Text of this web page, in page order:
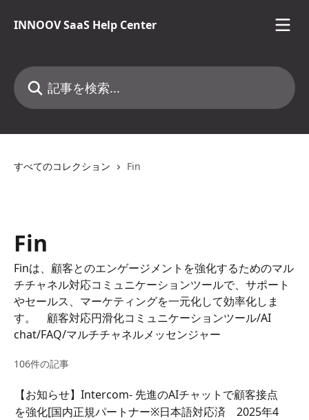
INNOOV SaaS Help Center
記事を検索...
すべてのコレクション Fin
Fin
Finは、顧客とのエンゲージメントを強化するためのマル
チチャネル対応コミュニケーションツールで、サポート
やセールス、マーケティングを一元化して効率化しま
す。 顧客対応円滑化コミュニケーションツール/AI
chat/FAQ/マルチチャネルメッセンジャー
106件の記事
【お知らせ】Intercom- 先進のAIチャットで顧客接点
を強化[国内正規パートナー※日本語対応済 2025年4